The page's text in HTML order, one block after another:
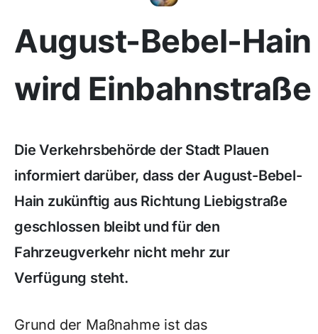
August-Bebel-Hain
wird Einbahnstraße
Die Verkehrsbehörde der Stadt Plauen
informiert darüber, dass der August-Bebel-
Hain zukünftig aus Richtung Liebigstraße
geschlossen bleibt und für den
Fahrzeugverkehr nicht mehr zur
Verfügung steht.
Grund der Maßnahme ist das